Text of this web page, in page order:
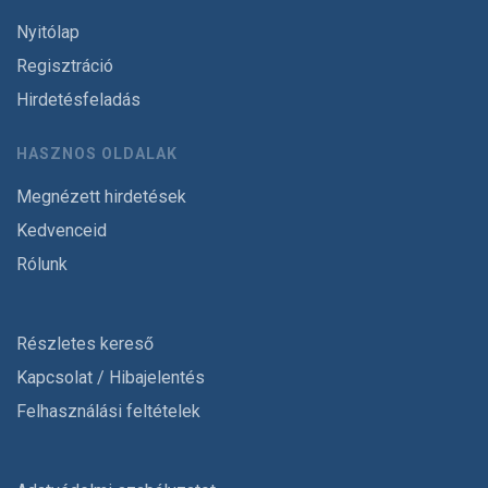
Nyitólap
Regisztráció
Hirdetésfeladás
HASZNOS OLDALAK
Megnézett hirdetések
Kedvenceid
Rólunk
Részletes kereső
Kapcsolat / Hibajelentés
Felhasználási feltételek